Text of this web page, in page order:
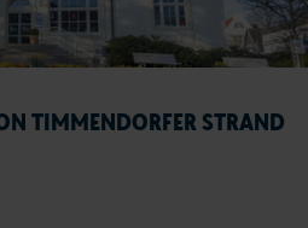
TIMMENDORFER STRAND